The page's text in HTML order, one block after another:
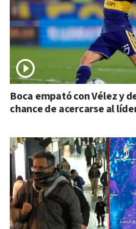
Boca empató con Vélez y
chance de acercarse al